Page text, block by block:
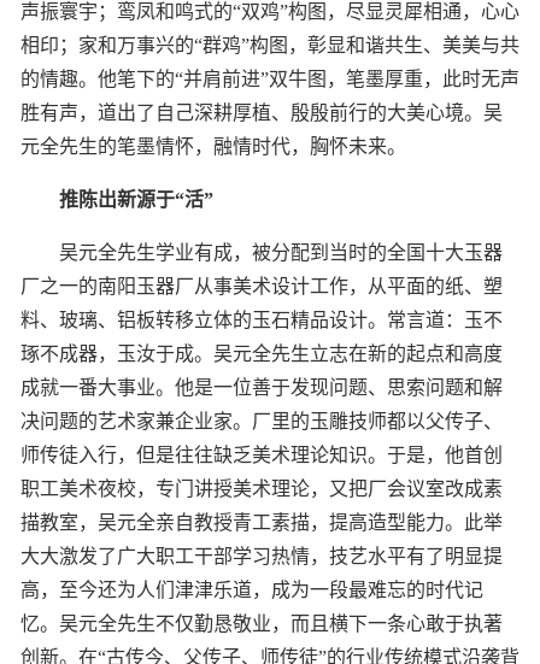
声振寰宇；鸾凤和鸣式的“双鸡”构图，尽显灵犀相通，心心
相印；家和万事兴的“群鸡”构图，彰显和谐共生、美美与共
的情趣。他笔下的“并肩前进”双牛图，笔墨厚重，此时无声
胜有声，道出了自己深耕厚植、殷殷前行的大美心境。吴
元全先生的笔墨情怀，融情时代，胸怀未来。
推陈出新源于“活”
吴元全先生学业有成，被分配到当时的全国十大玉器
厂之一的南阳玉器厂从事美术设计工作，从平面的纸、塑
料、玻璃、铝板转移立体的玉石精品设计。常言道：玉不
琢不成器，玉汝于成。吴元全先生立志在新的起点和高度
成就一番大事业。他是一位善于发现问题、思索问题和解
决问题的艺术家兼企业家。厂里的玉雕技师都以父传子、
师传徒入行，但是往往缺乏美术理论知识。于是，他首创
职工美术夜校，专门讲授美术理论，又把厂会议室改成素
描教室，吴元全亲自教授青工素描，提高造型能力。此举
大大激发了广大职工干部学习热情，技艺水平有了明显提
高，至今还为人们津津乐道，成为一段最难忘的时代记
忆。吴元全先生不仅勤恳敬业，而且横下一条心敢于执著
创新。在“古传今、父传子、师传徒”的行业传统模式沿袭背